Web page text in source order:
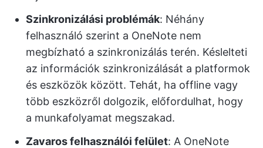
Szinkronizálási problémák: Néhány
felhasználó szerint a OneNote nem
megbízható a szinkronizálás terén. Késlelteti
az információk szinkronizálását a platformok
és eszközök között. Tehát, ha offline vagy
több eszközről dolgozik, előfordulhat, hogy
a munkafolyamat megszakad.
Zavarosfelhasználói felület: A OneNote